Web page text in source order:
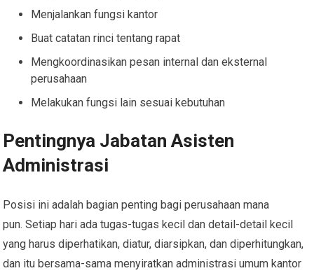
Menjalankan fungsi kantor
Buat catatan rinci tentang rapat
Mengkoordinasikan pesan internal dan eksternal
perusahaan
Melakukan fungsi lain sesuai kebutuhan
Pentingnya Jabatan Asisten
Administrasi
Posisi ini adalah bagian penting bagi perusahaan mana
pun. Setiap hari ada tugas-tugas kecil dan detail-detail kecil
yang harus diperhatikan, diatur, diarsipkan, dan diperhitungkan,
dan itu bersama-sama menyiratkan administrasi umum kantor